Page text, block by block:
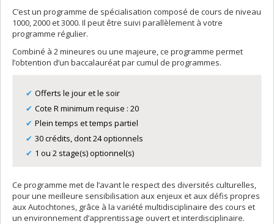
C’est un programme de spécialisation composé de cours de niveau
1000, 2000 et 3000. Il peut être suivi parallèlement à votre
programme régulier.
Combiné à 2 mineures ou une majeure, ce programme permet
l’obtention d’un baccalauréat par cumul de programmes.
Offerts le jour et le soir
Cote R minimum requise : 20
Plein temps et temps partiel
30 crédits, dont 24 optionnels
1 ou 2 stage(s) optionnel(s)
Ce programme met de l’avant le respect des diversités culturelles,
pour une meilleure sensibilisation aux enjeux et aux défis propres
aux Autochtones, grâce à la variété multidisciplinaire des cours et
un environnement d’apprentissage ouvert et interdisciplinaire.